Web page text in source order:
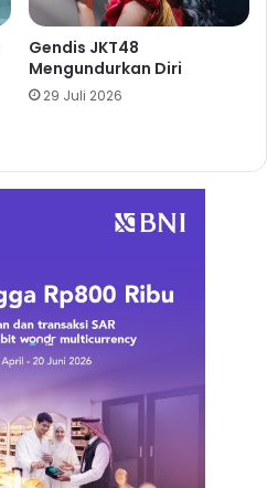
Gendis JKT48
Mengundurkan Diri
29 Juli 2026